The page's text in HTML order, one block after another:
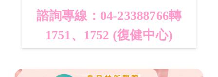
諮詢專線：04-23388766轉
1751、1752 (復健中心)